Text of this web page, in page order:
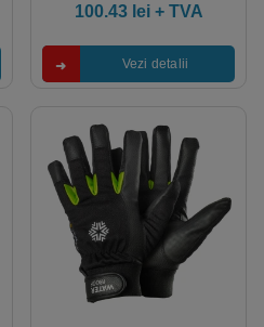
100.43 lei+ TVA
Vezi detalii